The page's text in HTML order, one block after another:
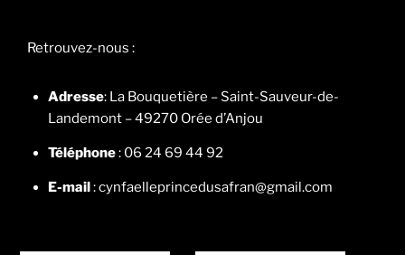
Retrouvez-nous :
Adresse: La Bouquetière – Saint-Sauveur-de-
Landemont – 49270 Orée d’Anjou
Téléphone: 06 24 69 44 92
E-mail: cynfaelleprincedusafran@gmail.com